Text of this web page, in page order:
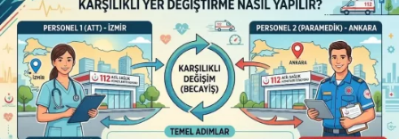
Youtube
TikTok
Dribbble